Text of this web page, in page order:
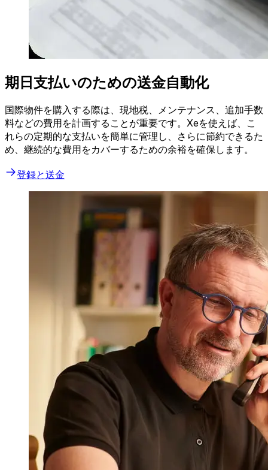
期日支払いのための送金自動化
国際物件を購入する際は、現地税、メンテナンス、追加手数
料などの費用を計画することが重要です。Xeを使えば、こ
れらの定期的な支払いを簡単に管理し、さらに節約できるた
め、継続的な費用をカバーするための余裕を確保します。
登録と送金